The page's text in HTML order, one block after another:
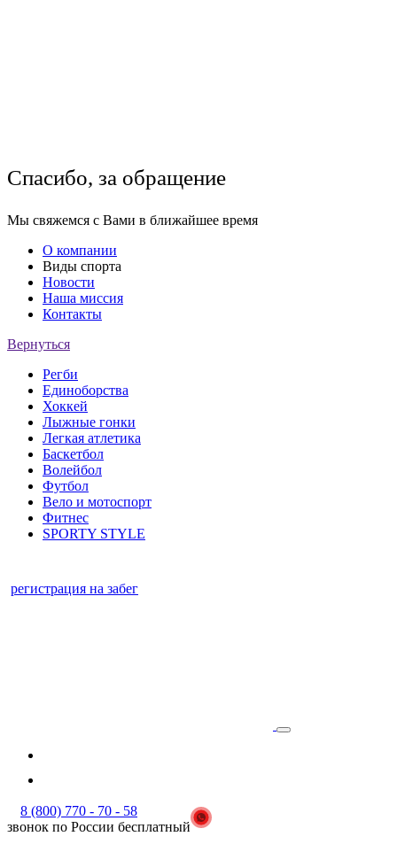
Спасибо, за обращение
Мы свяжемся с Вами в ближайшее время
О компании
Виды спорта
Новости
Наша миссия
Контакты
Вернуться
Регби
Единоборства
Хоккей
Лыжные гонки
Легкая атлетика
Баскетбол
Волейбол
Футбол
Вело и мотоспорт
Фитнес
SPORTY STYLE
регистрация на забег
8 (800) 770 - 70 - 58
звонок по России бесплатный